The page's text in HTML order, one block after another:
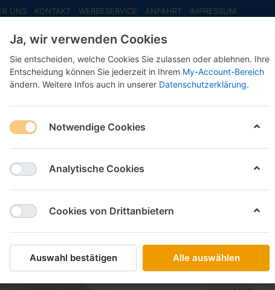
UNS KONTAKT WERBESERVICE ANFAHRT IMPRESSUM
INFO MAI NEU EINGETROFFEN NEUHEITEN
weiß (Farbvariante)
Herpa
Jaguar
16,50 €
Ja, wir verwenden Cookies
Sie entscheiden, welche Cookies Sie zulassen oder ablehnen. Ihre
Entscheidung können Sie jederzeit in Ihrem My-Account-Bereich
ändern. Weitere Infos auch in unserer Datenschutzerklärung.
Notwendige Cookies
Analytische Cookies
Cookies von Drittanbietern
Auswahl bestätigen Alle auswählen